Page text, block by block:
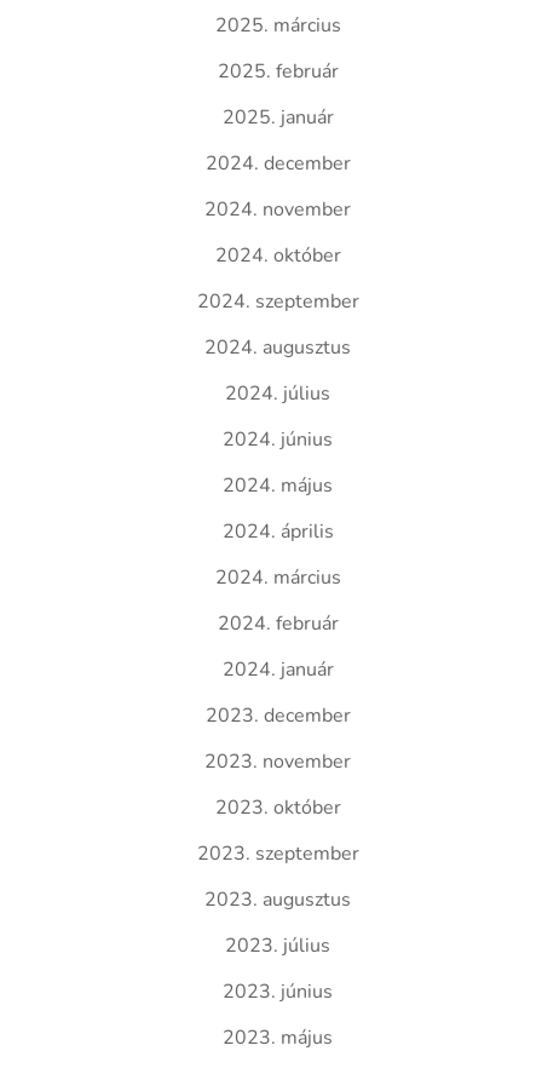
2025. március
2025. február
2025. január
2024. december
2024. november
2024. október
2024. szeptember
2024. augusztus
2024. július
2024. június
2024. május
2024. április
2024. március
2024. február
2024. január
2023. december
2023. november
2023. október
2023. szeptember
2023. augusztus
2023. július
2023. június
2023. május